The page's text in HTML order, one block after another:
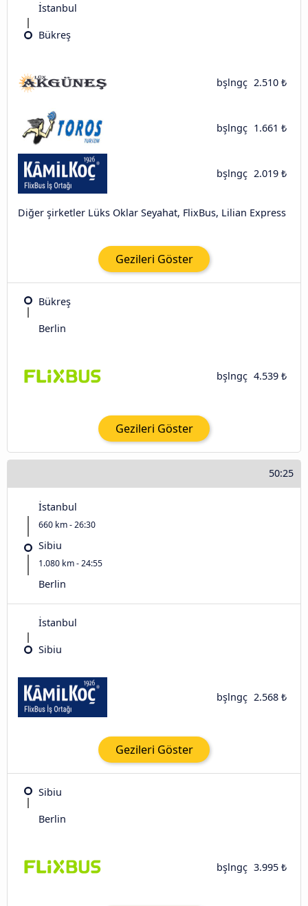
İstanbul
Bükreş
bşlngç 2.510 ₺
bşlngç 1.661 ₺
bşlngç 2.019 ₺
Diğer şirketler Lüks Oklar Seyahat, FlixBus, Lilian Express
Gezileri Göster
Bükreş
Berlin
bşlngç 4.539 ₺
Gezileri Göster
50:25
İstanbul
660 km - 26:30
Sibiu
1.080 km - 24:55
Berlin
İstanbul
Sibiu
bşlngç 2.568 ₺
Gezileri Göster
Sibiu
Berlin
bşlngç 3.995 ₺